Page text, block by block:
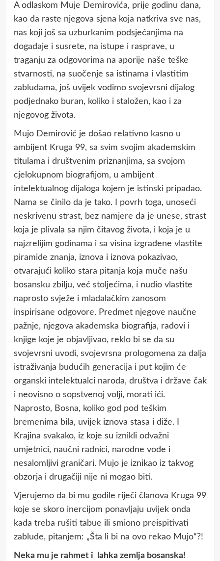
A odlaskom Muje Demirovića, prije godinu dana,
kao da raste njegova sjena koja natkriva sve nas,
nas koji još sa uzburkanim podsjećanjima na
događaje i susrete, na istupe i rasprave, u
traganju za odgovorima na aporije naše teške
stvarnosti, na suočenje sa istinama i vlastitim
zabludama, još uvijek vodimo svojevrsni dijalog
podjednako buran, koliko i staložen, kao i za
njegovog života.
Mujo Demirović je došao relativno kasno u
ambijent Kruga 99, sa svim svojim akademskim
titulama i društvenim priznanjima, sa svojom
cjelokupnom biografijom, u ambijent
intelektualnog dijaloga kojem je istinski pripadao.
Nama se činilo da je tako. I povrh toga, unoseći
neskrivenu strast, bez namjere da je unese, strast
koja je plivala sa njim čitavog života, i koja je u
najzrelijim godinama i sa visina izgrađene vlastite
piramide znanja, iznova i iznova pokazivao,
otvarajući koliko stara pitanja koja muče našu
bosansku zbilju, već stoljećima, i nudio vlastite
naprosto svježe i mladalačkim zanosom
inspirisane odgovore. Predmet njegove naučne
pažnje, njegova akademska biografija, radovi i
knjige koje je objavljivao, reklo bi se da su
svojevrsni uvodi, svojevrsna prologomena za dalja
istraživanja budućih generacija i put kojim će
organski intelektualci naroda, društva i države čak
i neovisno o sopstvenoj volji, morati ići.
Naprosto, Bosna, koliko god pod teškim
bremenima bila, uvijek iznova stasa i diže. I
Krajina svakako, iz koje su iznikli odvažni
umjetnici, naučni radnici, narodne vođe i
nesalomljivi graničari. Mujo je iznikao iz takvog
obzorja i drugačiji nije ni mogao biti.
Vjerujemo da bi mu godile riječi članova Kruga 99
koje se skoro inercijom ponavljaju uvijek onda
kada treba rušiti tabue ili smiono preispitivati
zablude, pitanjem: „Šta li bi na ovo rekao Mujo“?!
Neka mu je rahmet i lahka zemlja bosanska!